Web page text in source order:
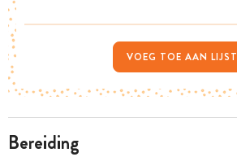
bereiding
VOEG TOE AAN LIJST